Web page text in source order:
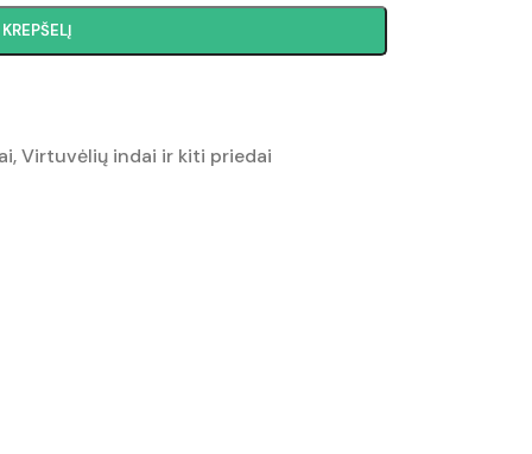
,Virtuvėlių indai ir kiti priedai